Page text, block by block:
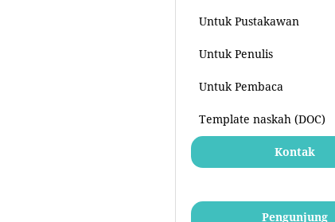
Untuk Pustakawan
Untuk Penulis
Untuk Pembaca
Template naskah (DOC)
Kontak
Pengunjung